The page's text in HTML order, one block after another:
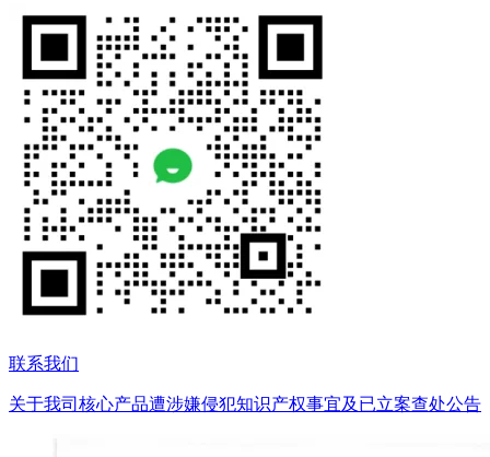
联系我们
关于我司核心产品遭涉嫌侵犯知识产权事宜及已立案查处公告